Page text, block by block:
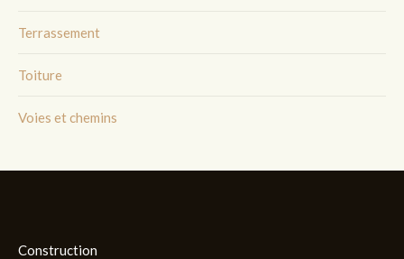
Terrassement
Toiture
Voies et chemins
Construction